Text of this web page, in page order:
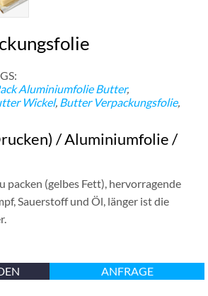
Aluminiumfolie Butter,
Wickel, Butter Verpackungsfolie,
/ Aluminiumfolie /
packen (gelbes Fett), hervorragende
Sauerstoff und Öl, länger ist die
ANFRAGE